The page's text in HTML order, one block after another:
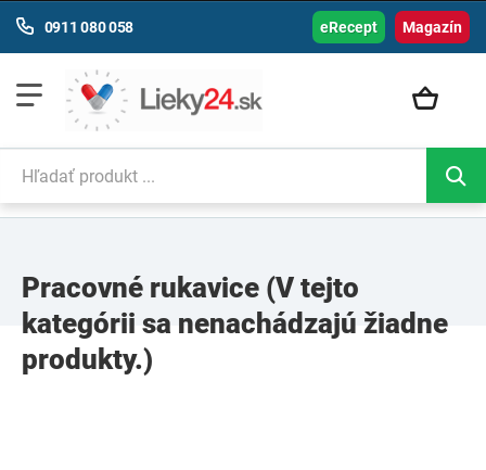
Magazín
0911 080 058 eRecept
Pracovné rukavice (V tejto
kategórii sa nenachádzajú žiadne
produkty.)